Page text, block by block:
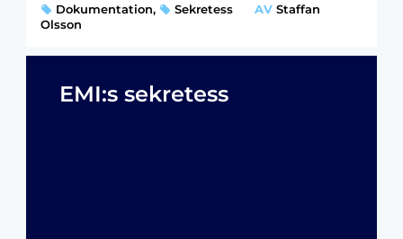
Dokumentation, Sekretess AV Staffan
Olsson
EMI:s sekretess